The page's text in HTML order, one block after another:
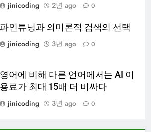
jinicoding 2년 ago 0
파인튜닝과 의미론적 검색의 선택
jinicoding
3년 ago 0
영어에 비해 다른 언어에서는 AI 이
용료가 최대 15배 더 비싸다
jinicoding
3년 ago 0